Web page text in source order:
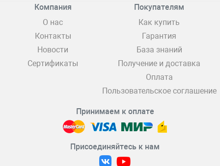
Компания
О нас
Контакты
Новости
Сертификаты
Покупателям
Как купить
Гарантия
База знаний
Получение и доставка
Оплата
Пользовательское соглашение
Принимаем к оплате
Присоединяйтесь к нам